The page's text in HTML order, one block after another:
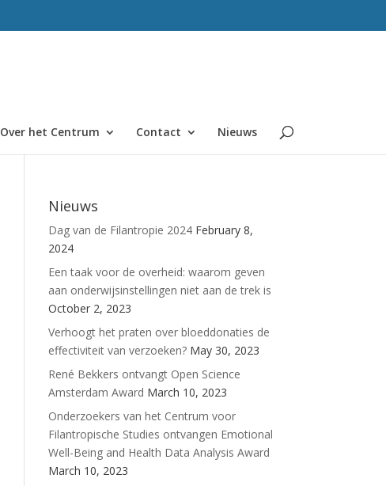
Over het Centrum Contact Nieuws
Nieuws
Dag van de Filantropie 2024 February 8,
2024
Een taak voor de overheid: waarom geven
aan onderwijsinstellingen niet aan de trek is
October 2, 2023
Verhoogt het praten over bloeddonaties de
effectiviteit van verzoeken? May 30, 2023
René Bekkers ontvangt Open Science
Amsterdam Award March 10, 2023
Onderzoekers van het Centrum voor
Filantropische Studies ontvangen Emotional
Well-Being and Health Data Analysis Award
March 10, 2023